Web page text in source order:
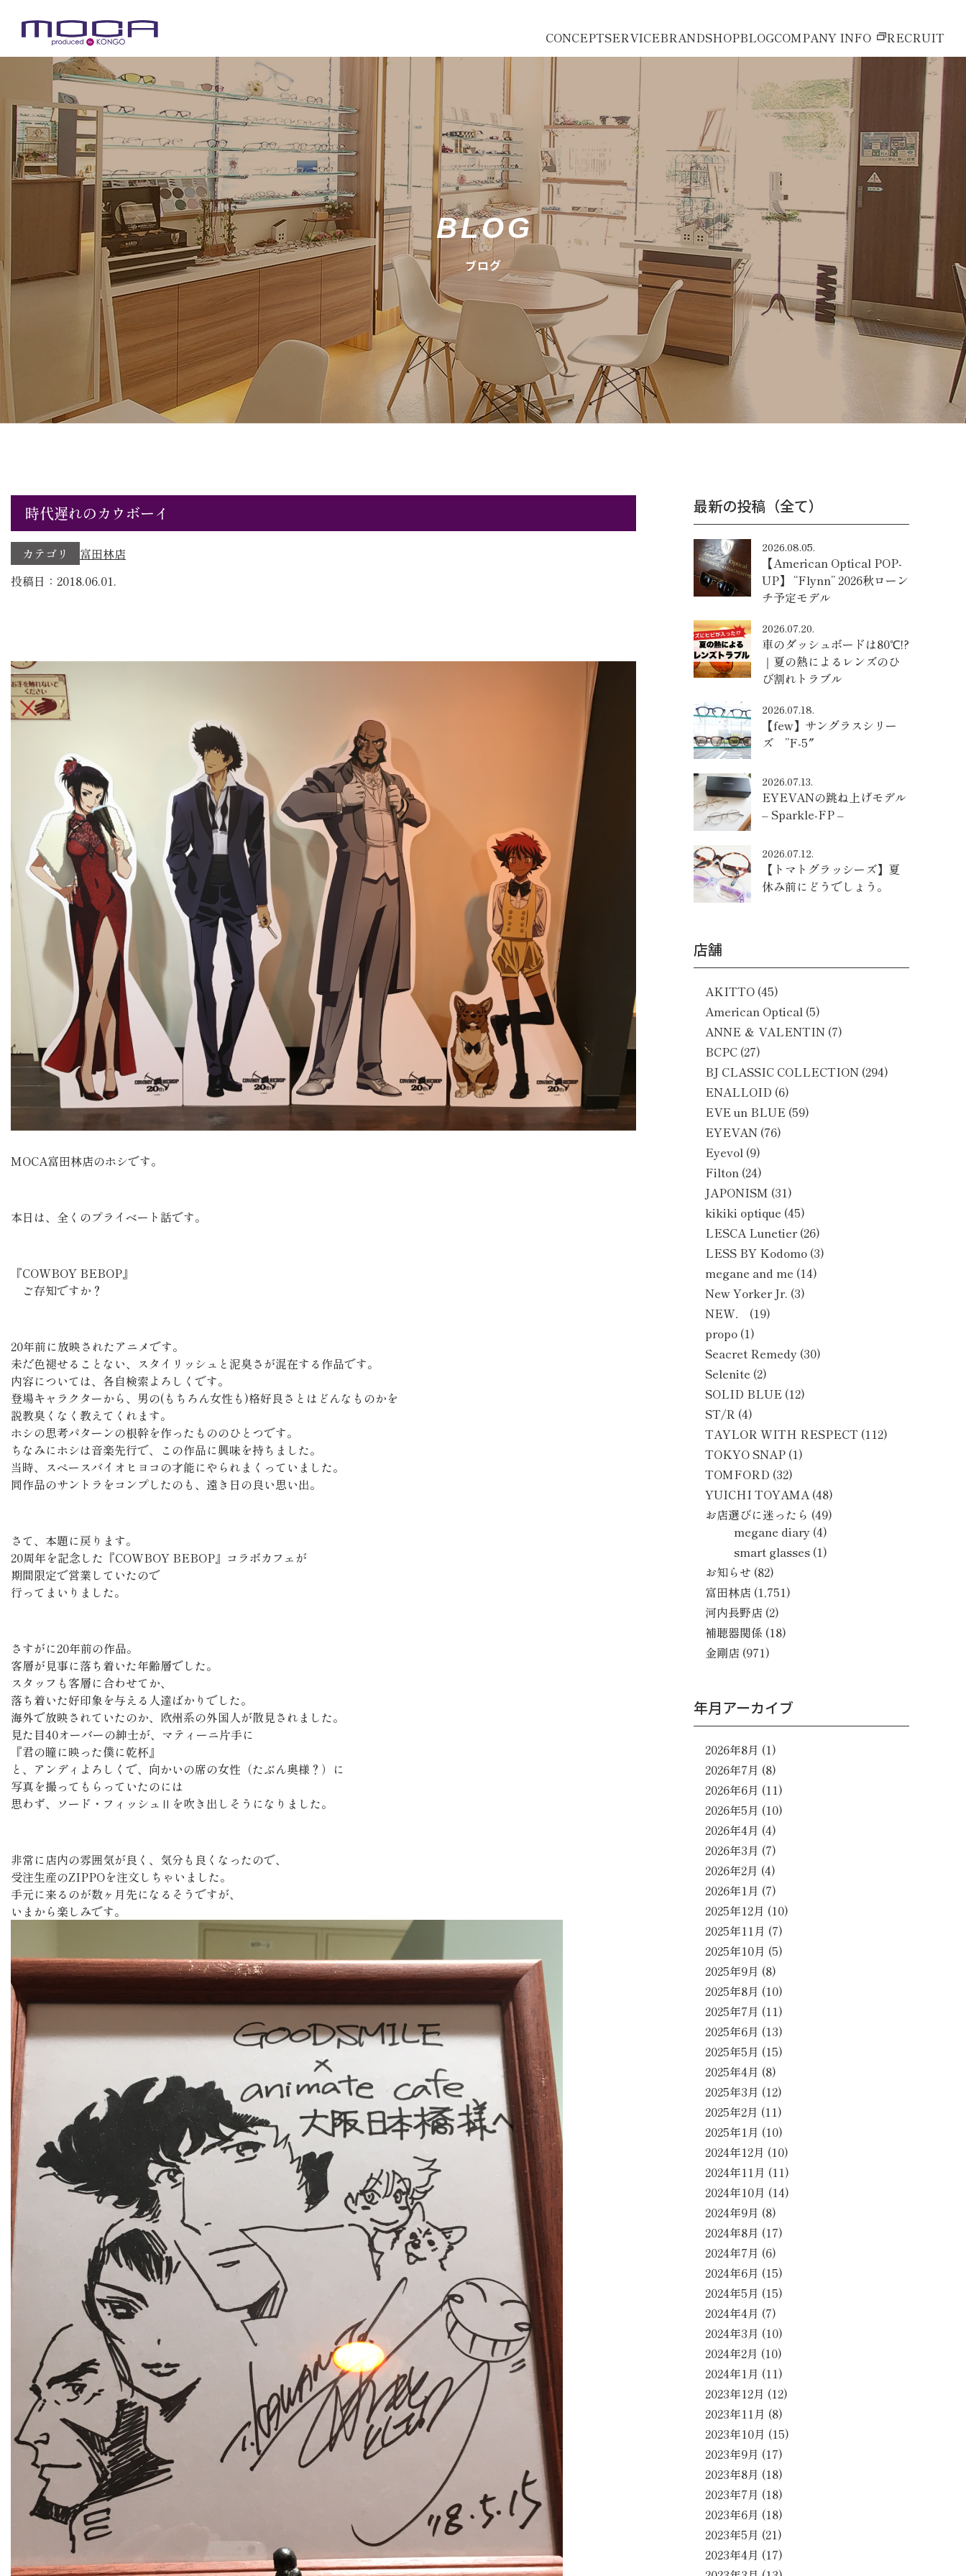
CONCEPTSERVICEBRANDSHOPBLOGCOMPANY INFO RECRUIT
BLOG
ブログ
時代遅れのカウボーイ
カテゴリ
富田林店
投稿日：2018.06.01.
MOCA富田林店のホシです。
本日は、全くのプライベート話です。
『COWBOY BEBOP』
ご存知ですか？
20年前に放映されたアニメです。
未だ色褪せることない、スタイリッシュと泥臭さが混在する作品です。
内容については、各自検索よろしくです。
登場キャラクターから、男の(もちろん女性も)格好良さとはどんなものかを
説教臭くなく教えてくれます。
ホシの思考パターンの根幹を作ったもののひとつです。
ちなみにホシは音楽先行で、この作品に興味を持ちました。
当時、スペースバイオヒヨコの才能にやられまくっていました。
同作品のサントラをコンプしたのも、遠き日の良い思い出。
さて、本題に戻ります。
20周年を記念した『COWBOY BEBOP』コラボカフェが
期間限定で営業していたので
行ってまいりました。
さすがに20年前の作品。
客層が見事に落ち着いた年齢層でした。
スタッフも客層に合わせてか、
落ち着いた好印象を与える人達ばかりでした。
海外で放映されていたのか、欧州系の外国人が散見されました。
見た目40オーバーの紳士が、マティーニ片手に
『君の瞳に映った僕に乾杯』
と、アンディよろしくで、向かいの席の女性（たぶん奥様？）に
写真を撮ってもらっていたのには
思わず、ソード・フィッシュⅡを吹き出しそうになりました。
非常に店内の雰囲気が良く、気分も良くなったので、
受注生産のZIPPOを注文しちゃいました。
手元に来るのが数ヶ月先になるそうですが、
いまから楽しみです。
最新の投稿（全て）
2026.08.05.
【American Optical POP-
UP】 “Flynn” 2026秋ローン
チ予定モデル
2026.07.20.
車のダッシュボードは80℃!?
｜夏の熱によるレンズのひ
び割れトラブル
2026.07.18.
【few】サングラスシリー
ズ ”F-5″
2026.07.13.
EYEVANの跳ね上げモデル
– Sparkle-FP –
2026.07.12.
【トマトグラッシーズ】夏
休み前にどうでしょう。
店舗
AKITTO (45)
American Optical (5)
ANNE ＆ VALENTIN (7)
BCPC (27)
BJ CLASSIC COLLECTION (294)
ENALLOID (6)
EVE un BLUE (59)
EYEVAN (76)
Eyevol (9)
Filton (24)
JAPONISM (31)
kikiki optique (45)
LESCA Lunetier(26)
LESS BY Kodomo (3)
megane and me (14)
New Yorker Jr. (3)
NEW．
(19)
propo (1)
Seacret Remedy (30)
Selenite (2)
SOLID BLUE (12)
ST/R (4)
TAYLOR WITH RESPECT (112)
TOKYO SNAP (1)
TOMFORD (32)
YUICHI TOYAMA(48)
お店選びに迷ったら (49)
megane diary (4)
smart glasses (1)
お知らせ (82)
富田林店 (1,751)
河内長野店 (2)
補聴器関係 (18)
金剛店 (971)
年月アーカイブ
2026年8月 (1)
2026年7月 (8)
2026年6月 (11)
2026年5月 (10)
2026年4月 (4)
2026年3月 (7)
2026年2月 (4)
2026年1月 (7)
2025年12月 (10)
2025年11月 (7)
2025年10月 (5)
2025年9月 (8)
2025年8月 (10)
2025年7月 (11)
2025年6月 (13)
2025年5月 (15)
2025年4月 (8)
2025年3月 (12)
2025年2月 (11)
2025年1月 (10)
2024年12月 (10)
2024年11月 (11)
2024年10月 (14)
2024年9月 (8)
2024年8月 (17)
2024年7月 (6)
2024年6月 (15)
2024年5月 (15)
2024年4月 (7)
2024年3月 (10)
2024年2月 (10)
2024年1月 (11)
2023年12月 (12)
2023年11月 (8)
2023年10月 (15)
2023年9月 (17)
2023年8月 (18)
2023年7月 (18)
2023年6月 (18)
2023年5月 (21)
2023年4月 (17)